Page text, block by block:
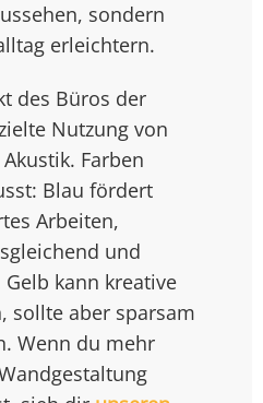
sondern
erleichtern.
des Büros der
Nutzung von
Farben
Blau fördert
Arbeiten,
und
kann kreative
sollte aber sparsam
Wenn du mehr